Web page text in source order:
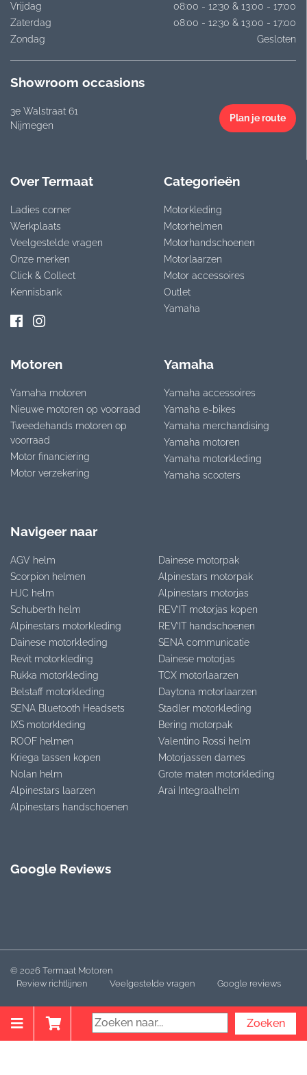
Vrijdag
08:00 - 12:30 & 13:00 - 17:00
Zaterdag
08:00 - 12:30 & 13:00 - 17:00
Zondag
Gesloten
Showroom occasions
3e Walstraat 61
Nijmegen
Plan je route
Over Termaat
Ladies corner
Werkplaats
Veelgestelde vragen
Onze merken
Click & Collect
Kennisbank
Categorieën
Motorkleding
Motorhelmen
Motorhandschoenen
Motorlaarzen
Motor accessoires
Outlet
Yamaha
Motoren
Yamaha motoren
Nieuwe motoren op voorraad
Tweedehands motoren op
voorraad
Motor financiering
Motor verzekering
Yamaha
Yamaha accessoires
Yamaha e-bikes
Yamaha merchandising
Yamaha motoren
Yamaha motorkleding
Yamaha scooters
Navigeer naar
AGV helm
Scorpion helmen
HJC helm
Schuberth helm
Alpinestars motorkleding
Dainese motorkleding
Revit motorkleding
Rukka motorkleding
Belstaff motorkleding
SENA Bluetooth Headsets
IXS motorkleding
ROOF helmen
Kriega tassen kopen
Nolan helm
Alpinestars laarzen
Alpinestars handschoenen
Dainese motorpak
Alpinestars motorpak
Alpinestars motorjas
REV’IT motorjas kopen
REV’IT handschoenen
SENA communicatie
Dainese motorjas
TCX motorlaarzen
Daytona motorlaarzen
Stadler motorkleding
Bering motorpak
Valentino Rossi helm
Motorjassen dames
Grote maten motorkleding
Arai Integraalhelm
Google Reviews
© 2026 Termaat Motoren
Review richtlijnen
Veelgestelde vragen Google reviews